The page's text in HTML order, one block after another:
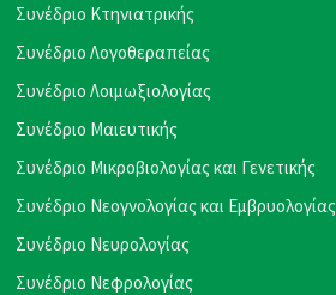
Συνέδριο Κτηνιατρικής
Συνέδριο Λογοθεραπείας
Συνέδριο Λοιμωξιολογίας
Συνέδριο Μαιευτικής
Συνέδριο Μικροβιολογίας και Γενετικής
Συνέδριο Νεογνολογίας και Εμβρυολογίας
Συνέδριο Νευρολογίας
Συνέδριο Νεφρολογίας